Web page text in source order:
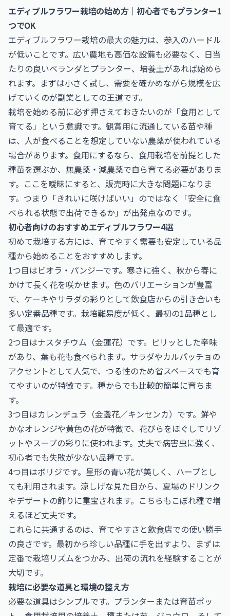
エディブルフラワー栽培の始め方｜初心者でもプランター1
つでOK
エディブルフラワー栽培の最大の魅力は、参入のハードル
が低いことです。広い農地も高価な設備も必要なく、日当
たりの良いベランダとプランター、培養土があれば始めら
れます。まずは小さく試し、需要を確かめながら規模を広
げていくのが副業としての王道です。
栽培を始める前に必ず押さえておきたいのが「食用として
育てる」という意識です。観賞用に流通している苗や種
は、人が食べることを想定していない農薬が使われている
場合があります。食用にするなら、食用栽培を前提とした
種苗を選ぶか、無農薬・減農薬で自ら育てる必要がありま
す。ここを曖昧にすると、販売時に大きな問題になりま
す。つまり「きれいに咲けばいい」のではなく「安全に食
べられる状態で出荷できるか」が出発点なのです。
初心者向けのおすすめエディブルフラワー4選
初めて栽培する方には、育てやすく需要も安定している品
種から始めることをおすすめします。
1つ目はビオラ・パンジーです。寒さに強く、秋から春に
かけて長く花を咲かせます。色のバリエーションが豊富
で、ケーキやサラダの彩りとして飲食店からの引き合いも
多い定番品種です。栽培難易度が低く、最初の1品種とし
て最適です。
2つ目はナスタチウム（金蓮花）です。ピリッとした辛味
があり、葉も花も食べられます。サラダやカルパッチョの
アクセントとして人気で、つる性のため省スペースでも育
てやすいのが特徴です。種からでも比較的簡単に育ちま
す。
3つ目はカレンデュラ（金盞花／キンセンカ）です。鮮や
かなオレンジや黄色の花が特徴で、花びらをほぐしてリゾ
ットやスープの彩りに使われます。丈夫で病害虫に強く、
初心者でも失敗が少ない品種です。
4つ目はボリジです。星形の青い花が美しく、ハーブとし
ても利用されます。涼しげな見た目から、夏場のドリンク
やデザートの飾りに重宝されます。こちらもこぼれ種で増
えるほど丈夫です。
これらに共通するのは、育てやすさと飲食店での使い勝手
の良さです。最初から珍しい品種に手を出すより、まずは
定番で栽培リズムをつかみ、出荷の流れを経験することが
大切です。
栽培に必要な道具と環境の整え方
必要な道具はシンプルです。プランターまたは育苗ポッ